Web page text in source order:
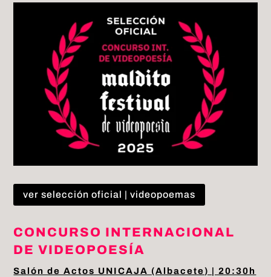
ver selección oficial | videopoemas
CONCURSO INTERNACIONAL
DE VIDEOPOESÍA
Salón de Actos UNICAJA (Albacete) | 20:30h